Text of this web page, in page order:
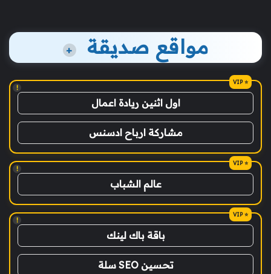
مواقع صديقة +
!
اول اثنين ريادة اعمال
مشاركة ارباح ادسنس
!
عالم الشباب
!
باقة باك لينك
تحسين SEO سلة